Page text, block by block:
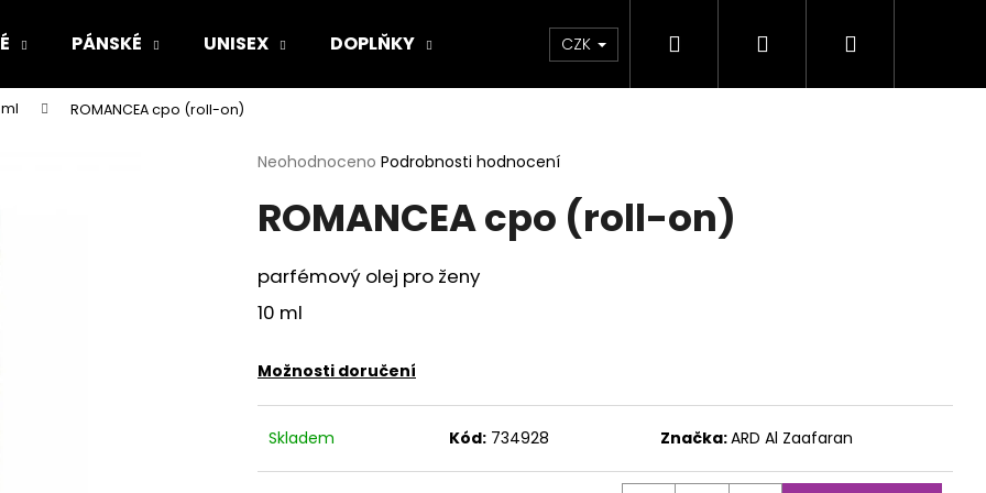
PÁNSKÉ UNISEX DOPLŇKY RODINY VŮNÍ
CZK Hledat PřihlášeníNákupní
ROMANCEA cpo (roll-on)
Průměrné
produktu
je
5
hvězdiček.
Neohodnoceno Podrobnosti hodnocení
ROMANCEA cpo (roll-on)
parfémový olej pro ženy
10 ml
Možnosti doručení
Skladem Kód: 734928 Značka:ARD Al Zaafaran
Co potřebujete najít?
HLEDAT